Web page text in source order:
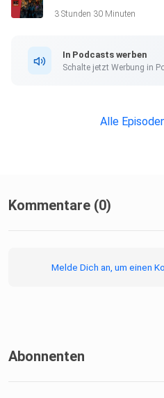
3 Stunden 30 Minuten
In Podcasts werben
Schalte jetzt Werbung in
Alle
Kommentare (0)
Melde Dich an, um einen
Abonnenten